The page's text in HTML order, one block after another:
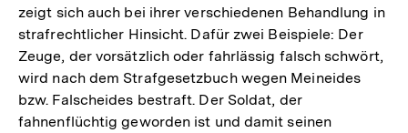
zeigt sich auch bei ihrer verschiedenen Behandlung in
strafrechtlicher Hinsicht. Dafür zwei Beispiele: Der
Zeuge, der vorsätzlich oder fahrlässig falsch schwört,
wird nach dem Strafgesetzbuch wegen Meineides
bzw. Falscheides bestraft. Der Soldat, der
fahnenflüchtig geworden ist und damit seinen